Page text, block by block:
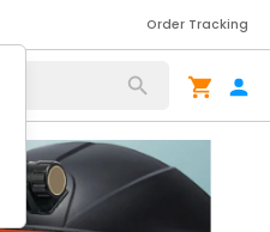
Order Tracking